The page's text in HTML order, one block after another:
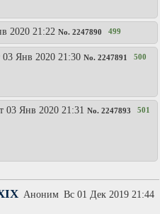
2020 21:22 No. 2247890 499
03 Янв 2020 21:30 No. 2247891 500
03 Янв 2020 21:31 No. 2247893 501
Аноним Вc 01 Дек 2019 21:44